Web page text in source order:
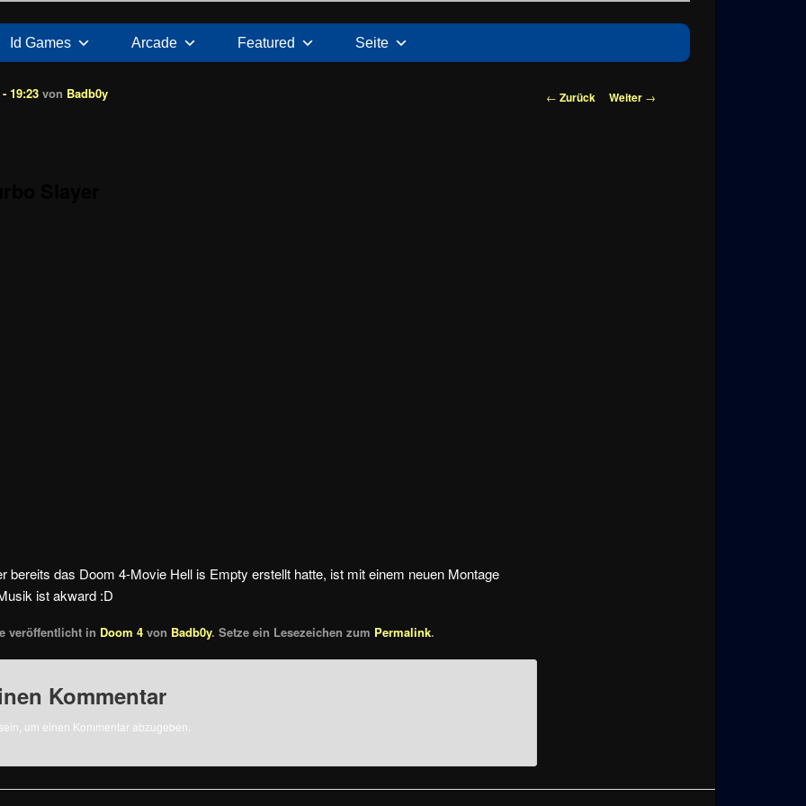
Id Games Arcade Featured Seite
Beitragsnavigation
← Zurück Weiter →
19:23 von Badb0y
bereits das Doom 4-Movie Hell is Empty erstellt hatte, ist mit einem neuen Montage
ist akward :D
veröffentlicht in Doom 4 von Badb0y. Setze ein Lesezeichen zum Permalink.
Kommentar
sein, um einen Kommentar abzugeben.